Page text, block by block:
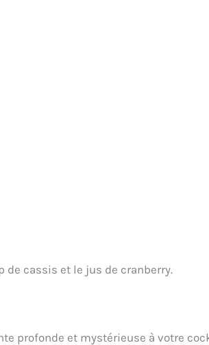
de cassis et le jus de cranberry.
profonde et mystérieuse à votre